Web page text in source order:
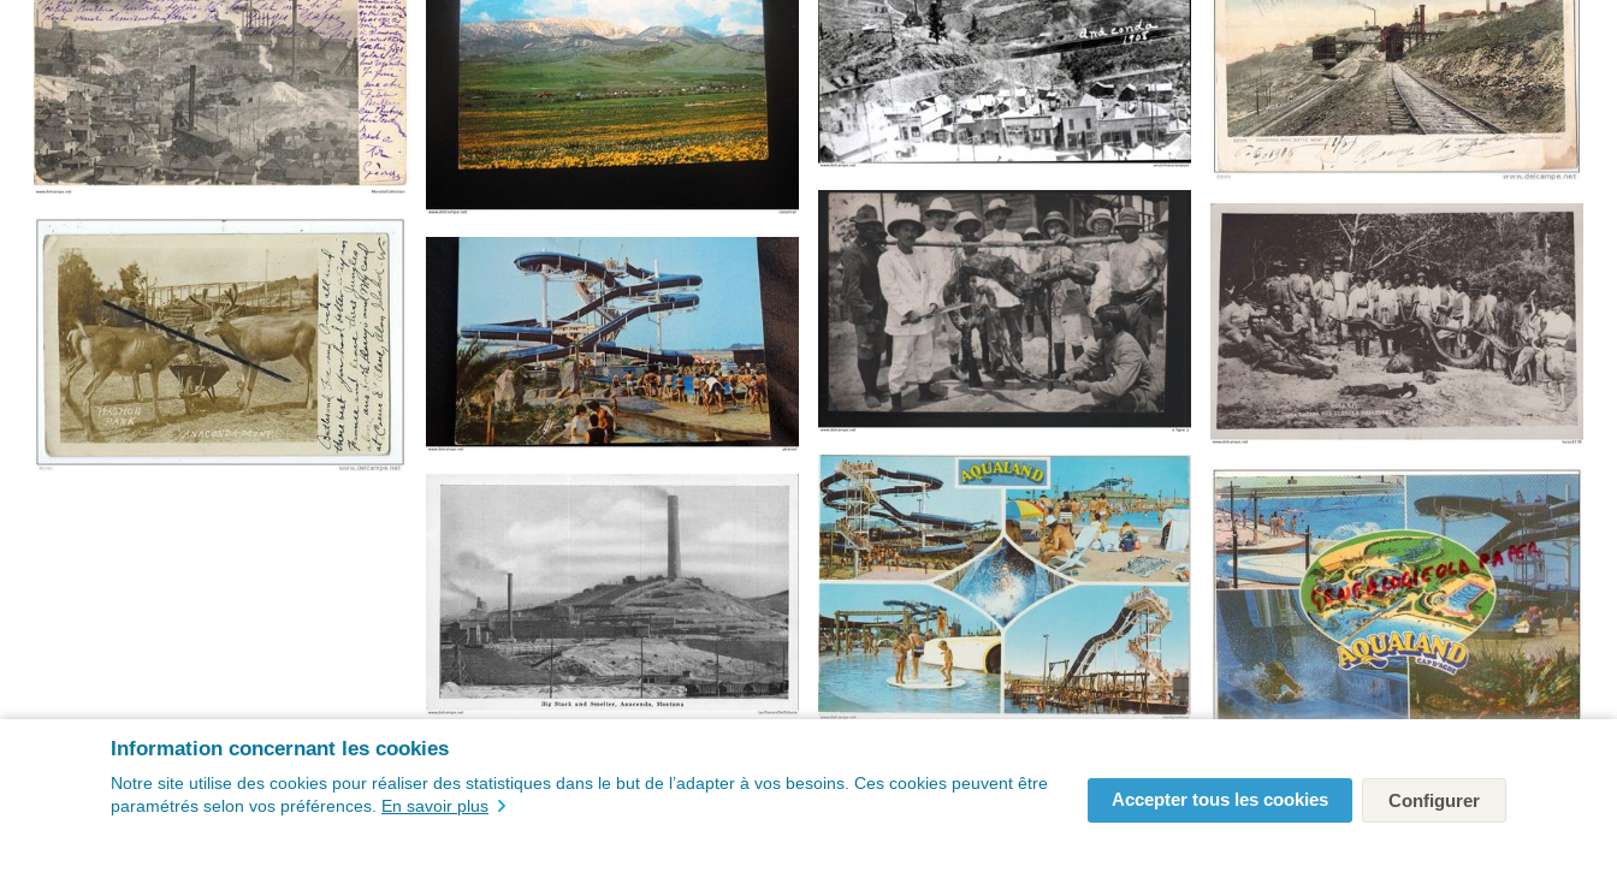
Information concernant les cookies
Notre site utilise des cookies pour réaliser des statistiques dans le but de l’adapter à vos besoins. Ces cookies peuvent être
paramétrés selon vos préférences. En savoir plus Accepter tous les cookies Configurer